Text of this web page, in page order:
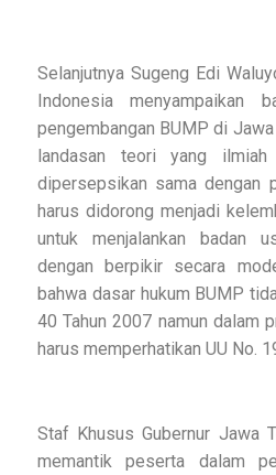
Selanjutnya Sugeng Edi
Indonesia menyampaikan
pengembangan BUMP di
landasan teori yang
dipersepsikan sama dengan
harus didorong menjadi
untuk menjalankan badan
dengan berpikir secara
bahwa dasar hukum BUMP
40 Tahun 2007 namun dalam
harus memperhatikan UU No.
Staf Khusus Gubernur Jawa
memantik peserta dalam